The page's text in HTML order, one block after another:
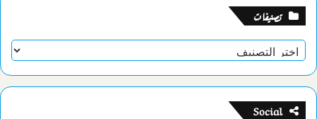
تصنيفات
تصنيفات
Social